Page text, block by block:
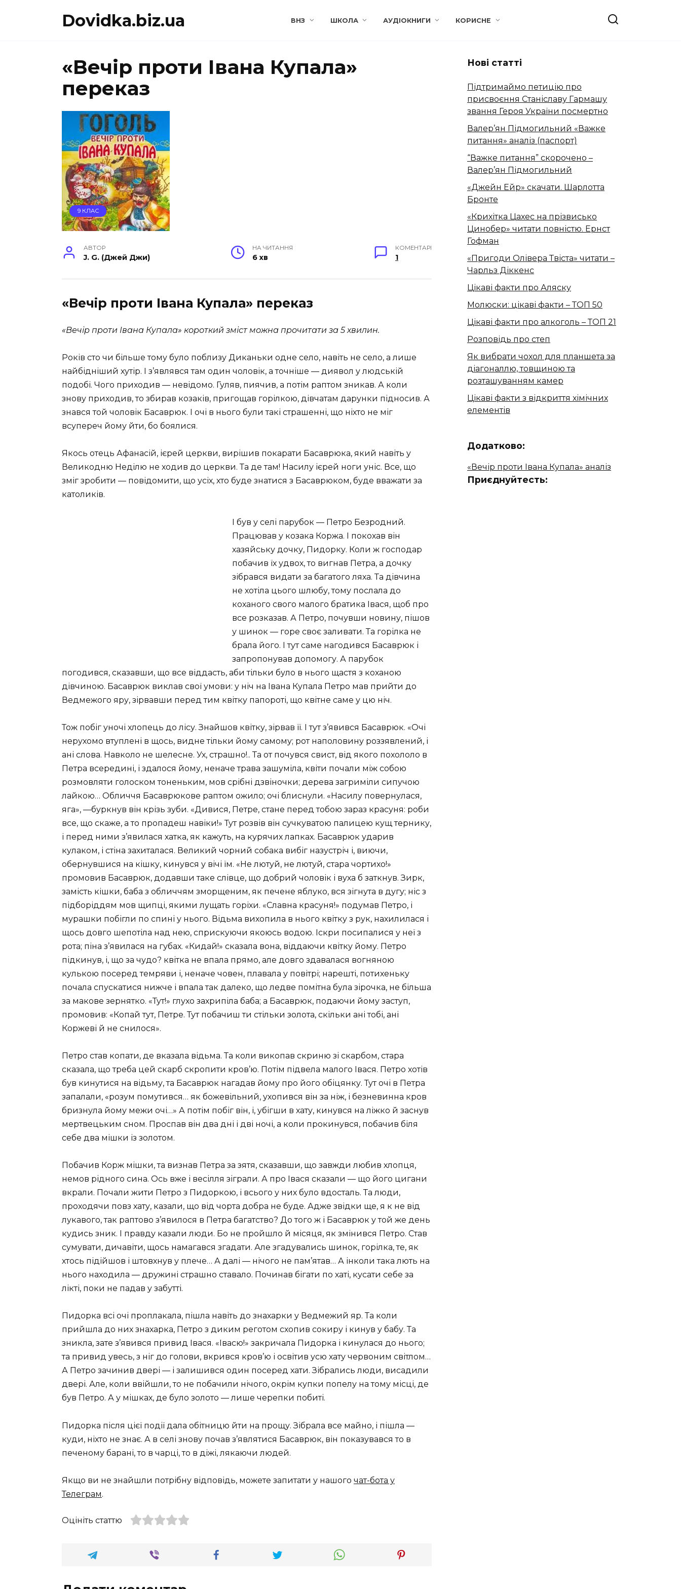
Dovidka.biz.ua ВНЗ ШКОЛА АУДІОКНИГИ КОРИСНЕ
«Вечір проти Івана Купала»
переказ
9 КЛАС
АВТОР
J. G. (Джей Джи)
НА ЧИТАННЯ
6 хв
КОМЕНТАРІ
1
«Вечір проти Івана Купала» переказ
«Вечір проти Івана Купала» короткий зміст можна прочитати за 5 хвилин.
Років сто чи більше тому було поблизу Диканьки одне село, навіть не село, а лише
найбідніший хутір. І з’являвся там один чоловік, а точніше — диявол у людській
подобі. Чого приходив — невідомо. Гуляв, пиячив, а потім раптом зникав. А коли
знову приходив, то збирав козаків, пригощав горілкою, дівчатам дарунки підносив. А
знався той чоловік Басаврюк. І очі в нього були такі страшенні, що ніхто не міг
всупереч йому йти, бо боялися.
Якось отець Афанасій, ієрей церкви, вирішив покарати Басаврюка, який навіть у
Великодню Неділю не ходив до церкви. Та де там! Насилу ієрей ноги уніс. Все, що
зміг зробити — повідомити, що усіх, хто буде знатися з Басаврюком, буде вважати за
католиків.
І був у селі парубок — Петро Безродний.
Працював у козака Коржа. І покохав він
хазяйську дочку, Пидорку. Коли ж господар
побачив їх удвох, то вигнав Петра, а дочку
зібрався видати за багатого ляха. Та дівчина
не хотіла цього шлюбу, тому послала до
коханого свого малого братика Івася, щоб про
все розказав. А Петро, почувши новину, пішов
у шинок — горе своє заливати. Та горілка не
брала його. І тут саме нагодився Басаврюк і
запропонував допомогу. А парубок
погодився, сказавши, що все віддасть, аби тільки було в нього щастя з коханою
дівчиною. Басаврюк виклав свої умови: у ніч на Івана Купала Петро мав прийти до
Ведмежого яру, зірвавши перед тим квітку папороті, що квітне саме у цю ніч.
Тож побіг уночі хлопець до лісу. Знайшов квітку, зірвав її. І тут з’явився Басаврюк. «Очі
нерухомо втуплені в щось, видне тільки йому самому; рот наполовину роззявлений, і
ані слова. Навколо не шелесне. Ух, страшно!.. Та от почувся свист, від якого похололо в
Петра всередині, і здалося йому, неначе трава зашуміла, квіти почали між собою
розмовляти голоском тоненьким, мов срібні дзвіночки; дерева загриміли сипучою
лайкою… Обличчя Басаврюкове раптом ожило; очі блиснули. «Насилу повернулася,
яга», —буркнув він крізь зуби. «Дивися, Петре, стане перед тобою зараз красуня: роби
все, що скаже, а то пропадеш навіки!» Тут розвів він сучкуватою палицею кущ тернику,
і перед ними з’явилася хатка, як кажуть, на курячих лапках. Басаврюк ударив
кулаком, і стіна захиталася. Великий чорний собака вибіг назустріч і, виючи,
обернувшися на кішку, кинувся у вічі їм. «Не лютуй, не лютуй, стара чортихо!»
промовив Басаврюк, додавши таке слівце, що добрий чоловік і вуха б заткнув. Зирк,
замість кішки, баба з обличчям зморщеним, як печене яблуко, вся зігнута в дугу; ніс з
підборіддям мов щипці, якими лущать горіхи. «Славна красуня!» подумав Петро, і
мурашки побігли по спині у нього. Відьма вихопила в нього квітку з рук, нахилилася і
щось довго шепотіла над нею, сприскуючи якоюсь водою. Іскри посипалися у неї з
рота; піна з’явилася на губах. «Кидай!» сказала вона, віддаючи квітку йому. Петро
підкинув, і, що за чудо? квітка не впала прямо, але довго здавалася вогняною
кулькою посеред темряви і, неначе човен, плавала у повітрі; нарешті, потихеньку
почала спускатися нижче і впала так далеко, що ледве помітна була зірочка, не більша
за макове зернятко. «Тут!» глухо захрипіла баба; а Басаврюк, подаючи йому заступ,
промовив: «Копай тут, Петре. Тут побачиш ти стільки золота, скільки ані тобі, ані
Коржеві й не снилося».
Петро став копати, де вказала відьма. Та коли викопав скриню зі скарбом, стара
сказала, що треба цей скарб скропити кров’ю. Потім підвела малого Івася. Петро хотів
був кинутися на відьму, та Басаврюк нагадав йому про його обіцянку. Тут очі в Петра
запалали, «розум помутився… як божевільний, ухопився він за ніж, і безневинна кров
бризнула йому межи очі…» А потім побіг він, і, убігши в хату, кинувся на ліжко й заснув
мертвецьким сном. Проспав він два дні і дві ночі, а коли прокинувся, побачив біля
себе два мішки із золотом.
Побачив Корж мішки, та визнав Петра за зятя, сказавши, що завжди любив хлопця,
немов рідного сина. Ось вже і весілля зіграли. А про Івася сказали — що його цигани
вкрали. Почали жити Петро з Пидоркою, і всього у них було вдосталь. Та люди,
проходячи повз хату, казали, що від чорта добра не буде. Адже звідки ще, я к не від
лукавого, так раптово з’явилося в Петра багатство? До того ж і Басаврюк у той же день
кудись зник. І правду казали люди. Бо не пройшло й місяця, як змінився Петро. Став
сумувати, дичавіти, щось намагався згадати. Але згадувались шинок, горілка, те, як
хтось підійшов і штовхнув у плече… А далі — нічого не пам’ятав… А інколи така лють на
нього находила — дружині страшно ставало. Починав бігати по хаті, кусати себе за
лікті, поки не падав у забутті.
Пидорка всі очі проплакала, пішла навіть до знахарки у Ведмежий яр. Та коли
прийшла до них знахарка, Петро з диким реготом схопив сокиру і кинув у бабу. Та
зникла, зате з’явився привид Івася. «Івасю!» закричала Пидорка і кинулася до нього;
та привид увесь, з ніг до голови, вкрився кров’ю і освітив усю хату червоним світлом…
А Петро зачинив двері — і залишився один посеред хати. Зібрались люди, висадили
двері. Але, коли ввійшли, то не побачили нічого, окрім купки попелу на тому місці, де
був Петро. А у мішках, де було золото — лише черепки побиті.
Пидорка після цієї події дала обітницю йти на прощу. Зібрала все майно, і пішла —
куди, ніхто не знає. А в селі знову почав з’являтися Басаврюк, він показувався то в
печеному барані, то в чарці, то в діжі, лякаючи людей.
Якщо ви не знайшли потрібну відповідь, можете запитати у нашого чат-бота у
Телеграм.
Оцініть статтю
Нові статті
Підтримаймо петицію про
присвоєння Станіславу Гармашу
звання Героя України посмертно
Валер’ян Підмогильний «Важке
питання» аналіз (паспорт)
“Важке питання” скорочено –
Валер’ян Підмогильний
«Джейн Ейр» скачати. Шарлотта
Бронте
«Крихітка Цахес на прізвисько
Цинобер» читати повністю. Ернст
Гофман
«Пригоди Олівера Твіста» читати –
Чарльз Діккенс
Цікаві факти про Аляску
Молюски: цікаві факти – ТОП 50
Цікаві факти про алкоголь – ТОП 21
Розповідь про степ
Як вибрати чохол для планшета за
діагоналлю, товщиною та
розташуванням камер
Цікаві факти з відкриття хімічних
елементів
Додатково:
«Вечір проти Івана Купала» аналіз
Приєднуйтесть: